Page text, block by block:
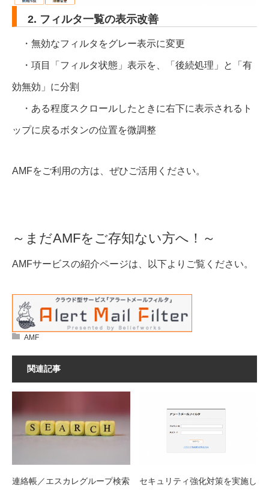
2. フィルタ一覧の表示改善
・無効なフィルタをグレー表示に変更
・項目「フィルタ状態」表示を、「後続処理」と「有
効無効」に分割
・ある程度スクロールしたときに右下に表示されるト
ップに戻るボタンの位置を微調整
AMFをご利用の方は、ぜひご活用ください。
～まだAMFをご存知ない方へ！～
AMFサービスの紹介ページは、以下よりご覧ください。
AMF
関連記事
連絡帳／エスカレグループ検索
セキュリティ強化対策を実施し